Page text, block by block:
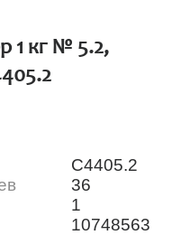
1 кг № 5.2,
С4405.2
36
1
10748563